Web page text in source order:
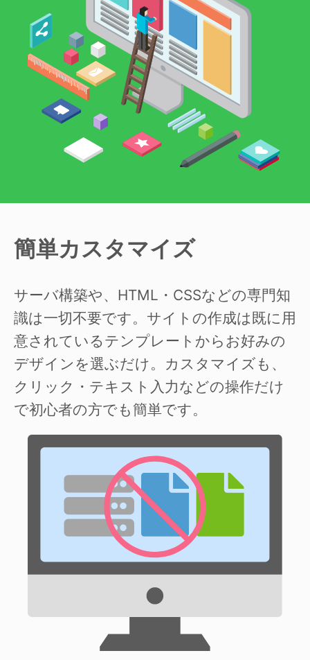
簡単カスタマイズ
サーバ構築や、HTML・CSSなどの専門知
識は一切不要です。サイトの作成は既に用
意されているテンプレートからお好みの
デザインを選ぶだけ。カスタマイズも、
クリック・テキスト入力などの操作だけ
で初心者の方でも簡単です。